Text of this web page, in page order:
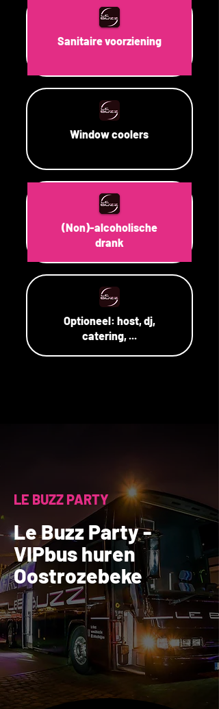
Sanitaire voorziening
Window coolers
(Non)-alcoholische
drank
Optioneel: host, dj,
catering, ...
LE BUZZ PARTY
Le Buzz Party -
VIPbus huren
Oostrozebeke